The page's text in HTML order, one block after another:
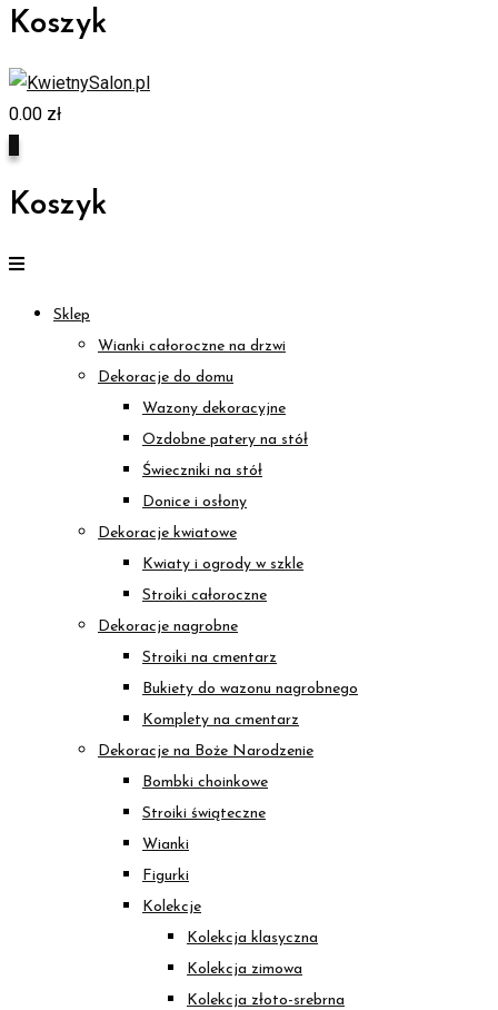
Koszyk
0.00 zł
Koszyk
Sklep
Wianki całoroczne na drzwi
Dekoracje do domu
Wazony dekoracyjne
Ozdobne patery na stół
Świeczniki na stół
Donice i osłony
Dekoracje kwiatowe
Kwiaty i ogrody w szkle
Stroiki całoroczne
Dekoracje nagrobne
Stroiki na cmentarz
Bukiety do wazonu nagrobnego
Komplety na cmentarz
Dekoracje na Boże Narodzenie
Bombki choinkowe
Stroiki świąteczne
Wianki
Figurki
Kolekcje
Kolekcja klasyczna
Kolekcja zimowa
Kolekcja złoto-srebrna